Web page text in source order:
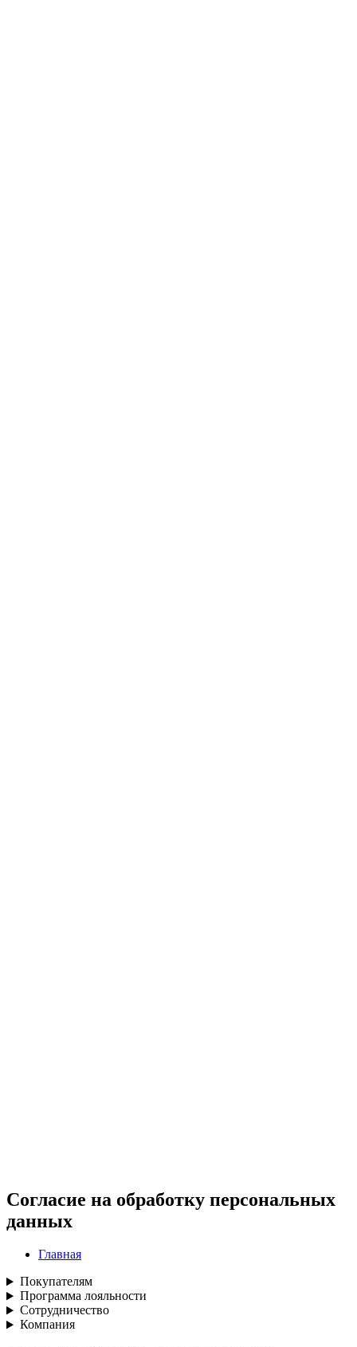
Согласие на обработку персональных
данных
Главная
Покупателям
Программа лояльности
Сотрудничество
Компания